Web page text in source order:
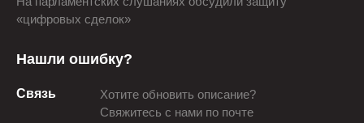
«цифровых сделок»
Нашли ошибку?
Связь
Хотите обновить описание?
Свяжитесь с нами по почте